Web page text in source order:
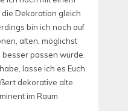
Dekoration gleich
bin ich noch auf
alten, möglichst
passen würde.
lasse ich es Euch
dekorative alte
im Raum